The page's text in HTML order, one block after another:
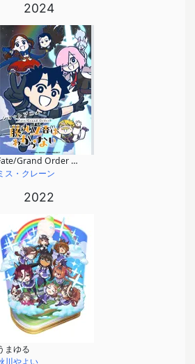
2024
Fate/Grand Order 藤丸立香はわからない Season2
ス・クレーン
2022
まゆる
川やよい